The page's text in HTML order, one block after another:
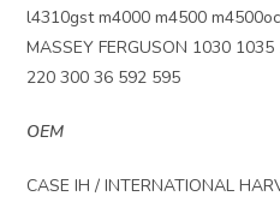
l4310gst m4000 m4500 m4500oc
MASSEY FERGUSON 1030
220 300 36 592 595
OEM
CASE IH / INTERNATIONAL